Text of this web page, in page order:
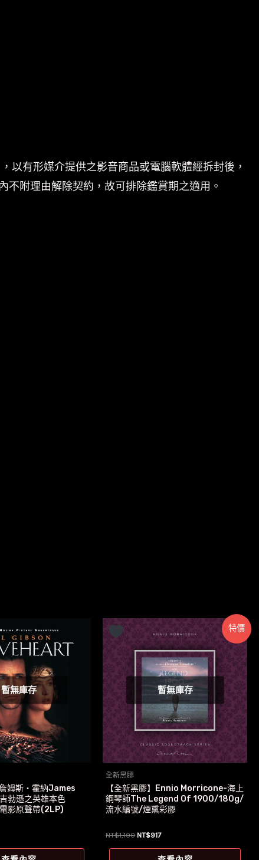
以有形媒介提供之影音商品或電腦軟體經拆封後，
附理由解除契約，故可排除鑑賞期之適用。
暫無庫存
詹姆斯‧霍納James
勃遜之英雄本色
影原聲帶(2LP)
特價
暫無庫存
全新黑膠
【全新黑膠】Ennio Morricone-海上
鋼琴師The Legend Of 1900/180g/
流水編號/煙熏彩膠
NT$1,100 原
NT$917目
價